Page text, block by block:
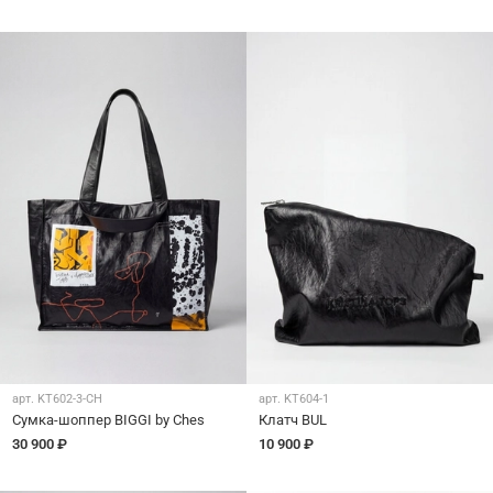
арт. KT602-3-CH
Сумка-шоппер BIGGI by Ches
30 900 ₽
арт. KT604-1
Клатч BUL
10 900 ₽